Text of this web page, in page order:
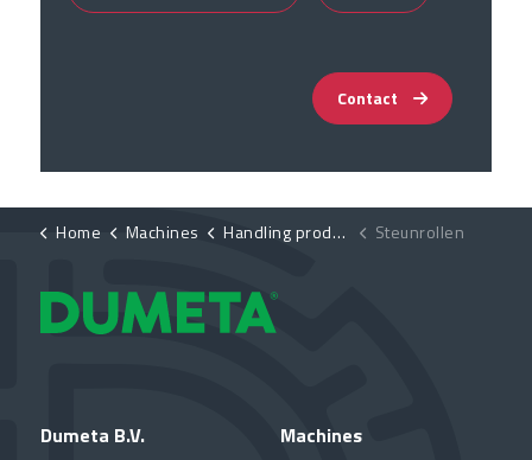
Contact
Home Machines Handling products Steunrollen
Dumeta B.V.
Machines